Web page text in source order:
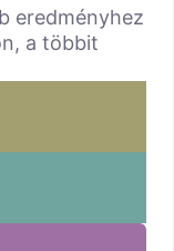
eredményhez
a többit